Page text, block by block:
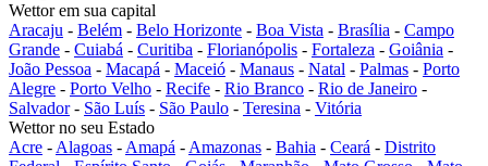
Wettor em sua capital
Aracaju - Belém - Belo Horizonte - Boa Vista - Brasília - Campo
Grande - Cuiabá - Curitiba - Florianópolis - Fortaleza - Goiânia -
João Pessoa - Macapá - Maceió - Manaus - Natal - Palmas - Porto
Alegre - Porto Velho - Recife - Rio Branco - Rio de Janeiro -
Salvador- São Luís - São Paulo - Teresina - Vitória
Wettor no seu Estado
Acre - Alagoas - Amapá - Amazonas - Bahia - Ceará - Distrito